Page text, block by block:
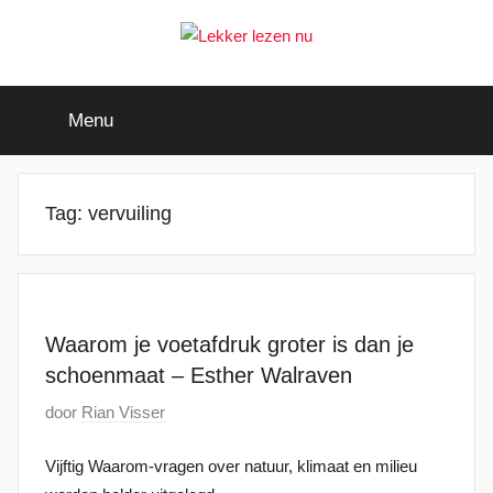
Lekker
lezen
nu
kinderboeken
Menu
Tag: vervuiling
Waarom je voetafdruk groter is dan je
schoenmaat – Esther Walraven
G
p
door Rian Visser
Vijftig Waarom-vragen over natuur, klimaat en milieu